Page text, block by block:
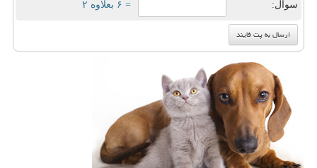
سوال: = ۶ بعلاوه ۲